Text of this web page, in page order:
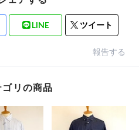
LINE ツイート
報告する
ゴリの商品